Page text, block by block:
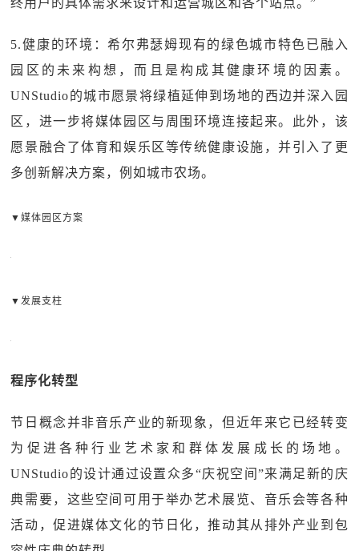
终用户的具体需求来设计和运营城区和各个站点。”
5.健康的环境：希尔弗瑟姆现有的绿色城市特色已融入
园区的未来构想，而且是构成其健康环境的因素。
UNStudio的城市愿景将绿植延伸到场地的西边并深入园
区，进一步将媒体园区与周围环境连接起来。此外，该
愿景融合了体育和娱乐区等传统健康设施，并引入了更
多创新解决方案，例如城市农场。
▼媒体园区方案
▼发展支柱
程序化转型
节日概念并非音乐产业的新现象，但近年来它已经转变
为促进各种行业艺术家和群体发展成长的场地。
UNStudio的设计通过设置众多“庆祝空间”来满足新的庆
典需要，这些空间可用于举办艺术展览、音乐会等各种
活动，促进媒体文化的节日化，推动其从排外产业到包